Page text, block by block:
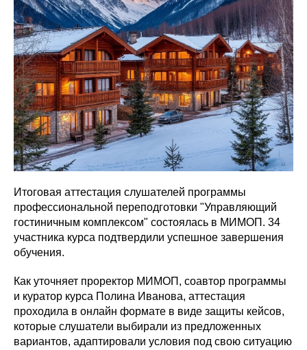
Итоговая аттестация слушателей программы
профессиональной переподготовки "Управляющий
гостиничным комплексом" состоялась в МИМОП. 34
участника курса подтвердили успешное завершения
обучения.
Как уточняет проректор МИМОП, соавтор программы
и куратор курса Полина Иванова, аттестация
проходила в онлайн формате в виде защиты кейсов,
которые слушатели выбирали из предложенных
вариантов, адаптировали условия под свою ситуацию